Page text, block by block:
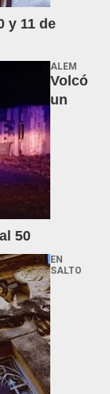
y 11 de
ALEM
Volcó
un
50
EN
SALTO